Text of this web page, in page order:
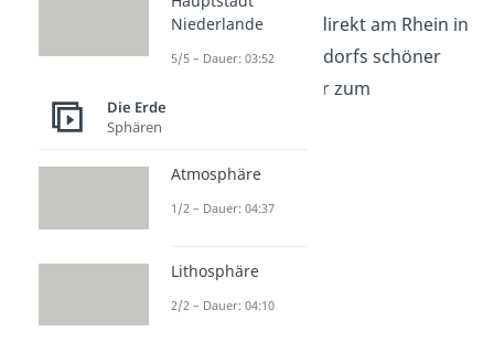
Düsseldorf. Ihre Lage direkt am Rhein in
Verbindung mit Düsseldorfs schöner
Altstadt laden Besucher zum
Spazierengehen ein.
Niederlande
5/5 – Dauer: 03:52
Die Erde
Sphären
Atmosphäre
1/2 – Dauer: 04:37
Lithosphäre
2/2 – Dauer: 04:10